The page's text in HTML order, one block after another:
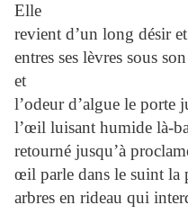
Elle
revient d’un long désir
entres ses lèvres sous
et
l’odeur d’algue le porte
l’œil luisant humide là-
retourné jusqu’à
œil parle dans le suint la
arbres en rideau qui